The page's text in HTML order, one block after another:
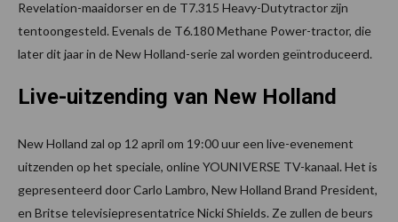
Revelation-maaidorser en de T7.315 Heavy-Dutytractor zijn
tentoongesteld. Evenals de T6.180 Methane Power-tractor, die
later dit jaar in de New Holland-serie zal worden geïntroduceerd.
Live-uitzending van New Holland
New Holland zal op 12 april om 19:00 uur een live-evenement
uitzenden op het speciale, online YOUNIVERSE TV-kanaal. Het is
gepresenteerd door Carlo Lambro, New Holland Brand President,
en Britse televisiepresentatrice Nicki Shields. Ze zullen de beurs